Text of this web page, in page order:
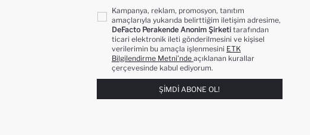
Kampanya, reklam, promosyon, tanıtım
amaçlarıyla yukarıda belirttiğim iletişim adresime,
DeFacto Perakende Anonim Şirketi tarafından
ticari elektronik ileti gönderilmesini ve kişisel
verilerimin bu amaçla işlenmesini ETK
Bilgilendirme Metni’nde açıklanan kurallar
çerçevesinde kabul ediyorum.
ŞIMDI ABONE OL!